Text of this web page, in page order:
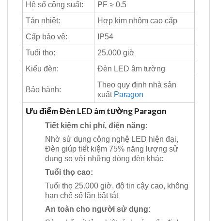
Hệ số công suất:
PF ≥ 0.5
Tản nhiệt:
Hợp kim nhôm cao cấp
Cấp bảo vệ:
IP54
Tuổi thọ:
25.000 giờ
Kiểu đèn:
Đèn LED âm tường
Bảo hành:
Theo quy định nhà sản
xuất Paragon
Ưu điểm Đèn LED âm tường Paragon
Tiết kiệm chi phí, điện năng:
Nhờ sử dụng công nghệ LED hiện đại,
Đèn giúp tiết kiệm 75% năng lượng sử
dụng so với những dòng đèn khác
Tuổi thọ cao:
Tuổi thọ 25.000 giờ, độ tin cậy cao, không
hạn chế số lần bật tắt
An toàn cho người sử dụng: